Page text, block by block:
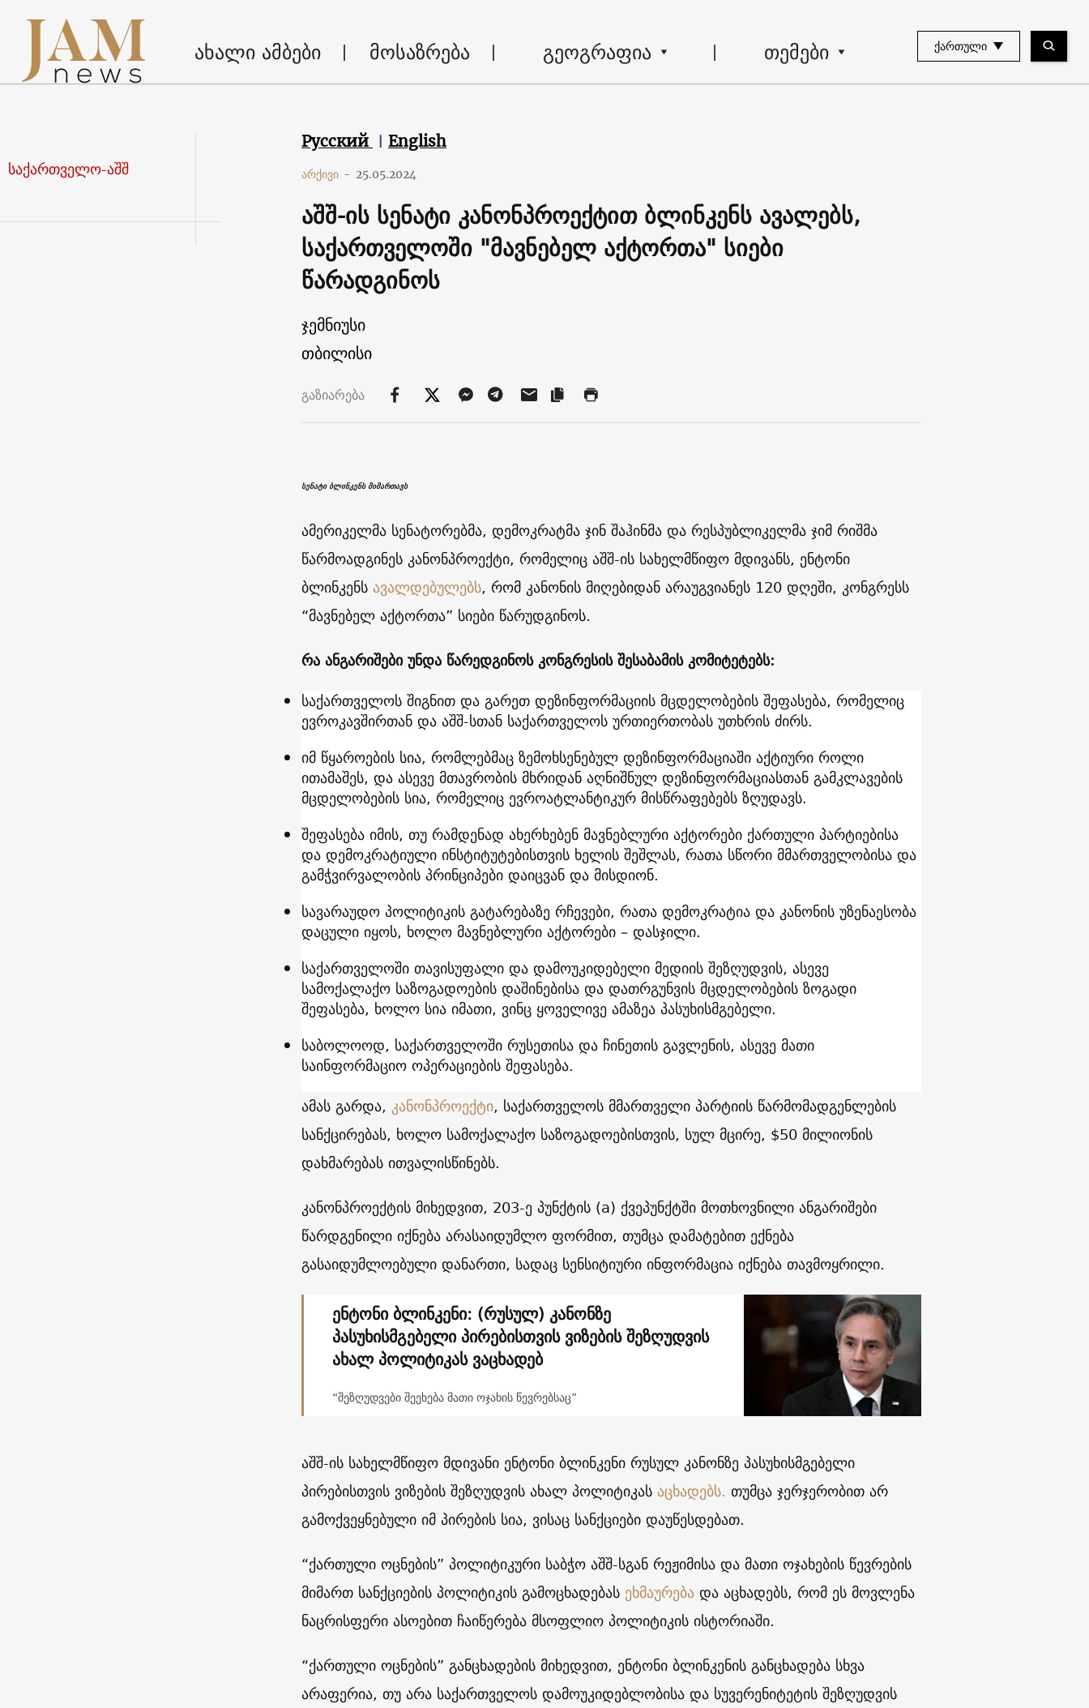
ახალი ამბები მოსაზრება გეოგრაფია თემები ᲥᲐᲠᲗᲣᲚᲘ
საქართველო-აშშ
Русский English
არქივი - 25.05.2024
აშშ-ის სენატი კანონპროექტით ბლინკენს ავალებს,
საქართველოში "მავნებელ აქტორთა" სიები
წარადგინოს
ჯემნიუსი
თბილისი
გაზიარება
სენატი ბლინკენს მიმართავს
ამერიკელმა სენატორებმა, დემოკრატმა ჯინ შაჰინმა და რესპუბლიკელმა ჯიმ რიშმა
წარმოადგინეს კანონპროექტი, რომელიც აშშ-ის სახელმწიფო მდივანს, ენტონი
ბლინკენს ავალდებულებს, რომ კანონის მიღებიდან არაუგვიანეს 120 დღეში, კონგრესს
“მავნებელ აქტორთა” სიები წარუდგინოს.
რა ანგარიშები უნდა წარედგინოს კონგრესის შესაბამის კომიტეტებს:
საქართველოს შიგნით და გარეთ დეზინფორმაციის მცდელობების შეფასება, რომელიც
ევროკავშირთან და აშშ-სთან საქართველოს ურთიერთობას უთხრის ძირს.
იმ წყაროების სია, რომლებმაც ზემოხსენებულ დეზინფორმაციაში აქტიური როლი
ითამაშეს, და ასევე მთავრობის მხრიდან აღნიშნულ დეზინფორმაციასთან გამკლავების
მცდელობების სია, რომელიც ევროატლანტიკურ მისწრაფებებს ზღუდავს.
შეფასება იმის, თუ რამდენად ახერხებენ მავნებლური აქტორები ქართული პარტიებისა
და დემოკრატიული ინსტიტუტებისთვის ხელის შეშლას, რათა სწორი მმართველობისა და
გამჭვირვალობის პრინციპები დაიცვან და მისდიონ.
სავარაუდო პოლიტიკის გატარებაზე რჩევები, რათა დემოკრატია და კანონის უზენაესობა
დაცული იყოს, ხოლო მავნებლური აქტორები – დასჯილი.
საქართველოში თავისუფალი და დამოუკიდებელი მედიის შეზღუდვის, ასევე
სამოქალაქო საზოგადოების დაშინებისა და დათრგუნვის მცდელობების ზოგადი
შეფასება, ხოლო სია იმათი, ვინც ყოველივე ამაზეა პასუხისმგებელი.
საბოლოოდ, საქართველოში რუსეთისა და ჩინეთის გავლენის, ასევე მათი
საინფორმაციო ოპერაციების შეფასება.
ამას გარდა, კანონპროექტი, საქართველოს მმართველი პარტიის წარმომადგენლების
სანქცირებას, ხოლო სამოქალაქო საზოგადოებისთვის, სულ მცირე, $50 მილიონის
დახმარებას ითვალისწინებს.
კანონპროექტის მიხედვით, 203-ე პუნქტის (a) ქვეპუნქტში მოთხოვნილი ანგარიშები
წარდგენილი იქნება არასაიდუმლო ფორმით, თუმცა დამატებით ექნება
გასაიდუმლოებული დანართი, სადაც სენსიტიური ინფორმაცია იქნება თავმოყრილი.
ენტონი ბლინკენი: (რუსულ) კანონზე
პასუხისმგებელი პირებისთვის ვიზების შეზღუდვის
ახალ პოლიტიკას ვაცხადებ
“შეზღუდვები შეეხება მათი ოჯახის წევრებსაც”
აშშ-ის სახელმწიფო მდივანი ენტონი ბლინკენი რუსულ კანონზე პასუხისმგებელი
პირებისთვის ვიზების შეზღუდვის ახალ პოლიტიკას აცხადებს. თუმცა ჯერჯერობით არ
გამოქვეყნებული იმ პირების სია, ვისაც სანქციები დაუწესდებათ.
“ქართული ოცნების” პოლიტიკური საბჭო აშშ-სგან რეჟიმისა და მათი ოჯახების წევრების
მიმართ სანქციების პოლიტიკის გამოცხადებას ეხმაურებადა აცხადებს, რომ ეს მოვლენა
ნაცრისფერი ასოებით ჩაიწერება მსოფლიო პოლიტიკის ისტორიაში.
“ქართული ოცნების” განცხადების მიხედვით, ენტონი ბლინკენის განცხადება სხვა
არაფერია, თუ არა საქართველოს დამოუკიდებლობისა და სუვერენიტეტის შეზღუდვის